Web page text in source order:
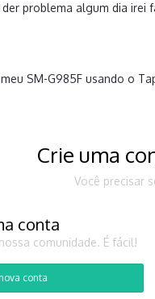
der problema algum dia irei
SM-G985F usando o
Crie uma
Você precisar
conta
comunidade. É fácil!
conta